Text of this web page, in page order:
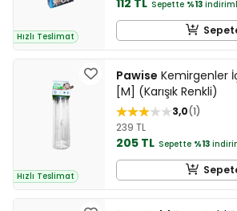
Hızlı Teslimat
112 TL Sepette %13
Hızlı Teslimat
Pawise Kemirgenler
[M] (Karışık Renkli)
3,0 1
239 TL
205 TL Sepette %13